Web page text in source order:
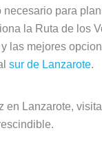
necesario para
la Ruta de los
las mejores
sur de Lanzarote.
en Lanzarote,